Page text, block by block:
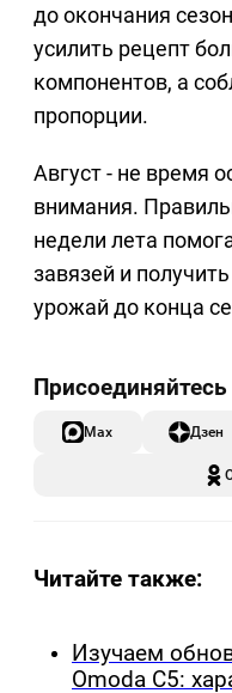
до окончания
усилить рецепт
компонентов, а
пропорции.
Август - не время
внимания.
недели лета
завязей и
урожай до конца
Max Дзен
Читайте также:
Изучаем
Omoda C5: